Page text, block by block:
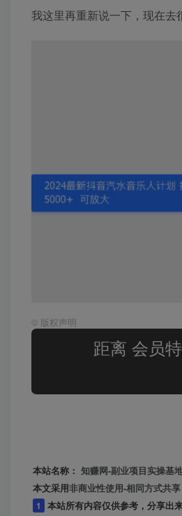
我这里再重新说一下，现在去
© 版权声明
距离 会员
本站名称： 知赚网-副业项目实操基
本文采用非商业性使用-相同方式共
1
本站所有内容仅供参考，分享出